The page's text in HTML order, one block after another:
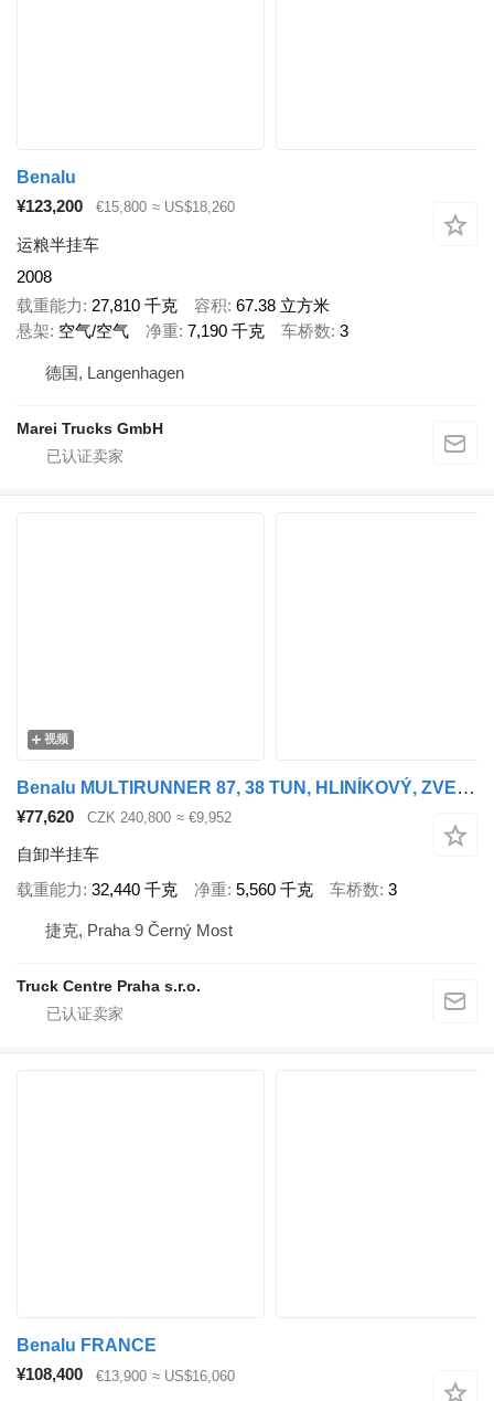
Benalu
¥123,200
€15,800 ≈ US$18,260
运粮半挂车
2008
载重能力 27,810 千克 容积 67.38 立方米
悬架 空气/空气 净重 7,190 千克 车桥数 3
德国, Langenhagen
Marei Trucks GmbH
视频
Benalu MULTIRUNNER 87, 38 TUN, HLINÍKOVÝ, ZVEDACÍ NÁPRAVA, NÁPRAVY BPW
¥77,620 CZK 240,800 ≈ €9,952
自卸半挂车
载重能力 32,440 千克 净重 5,560 千克 车桥数 3
捷克, Praha 9 Černý Most
Truck Centre Praha s.r.o.
Benalu FRANCE
¥108,400
€13,900 ≈ US$16,060